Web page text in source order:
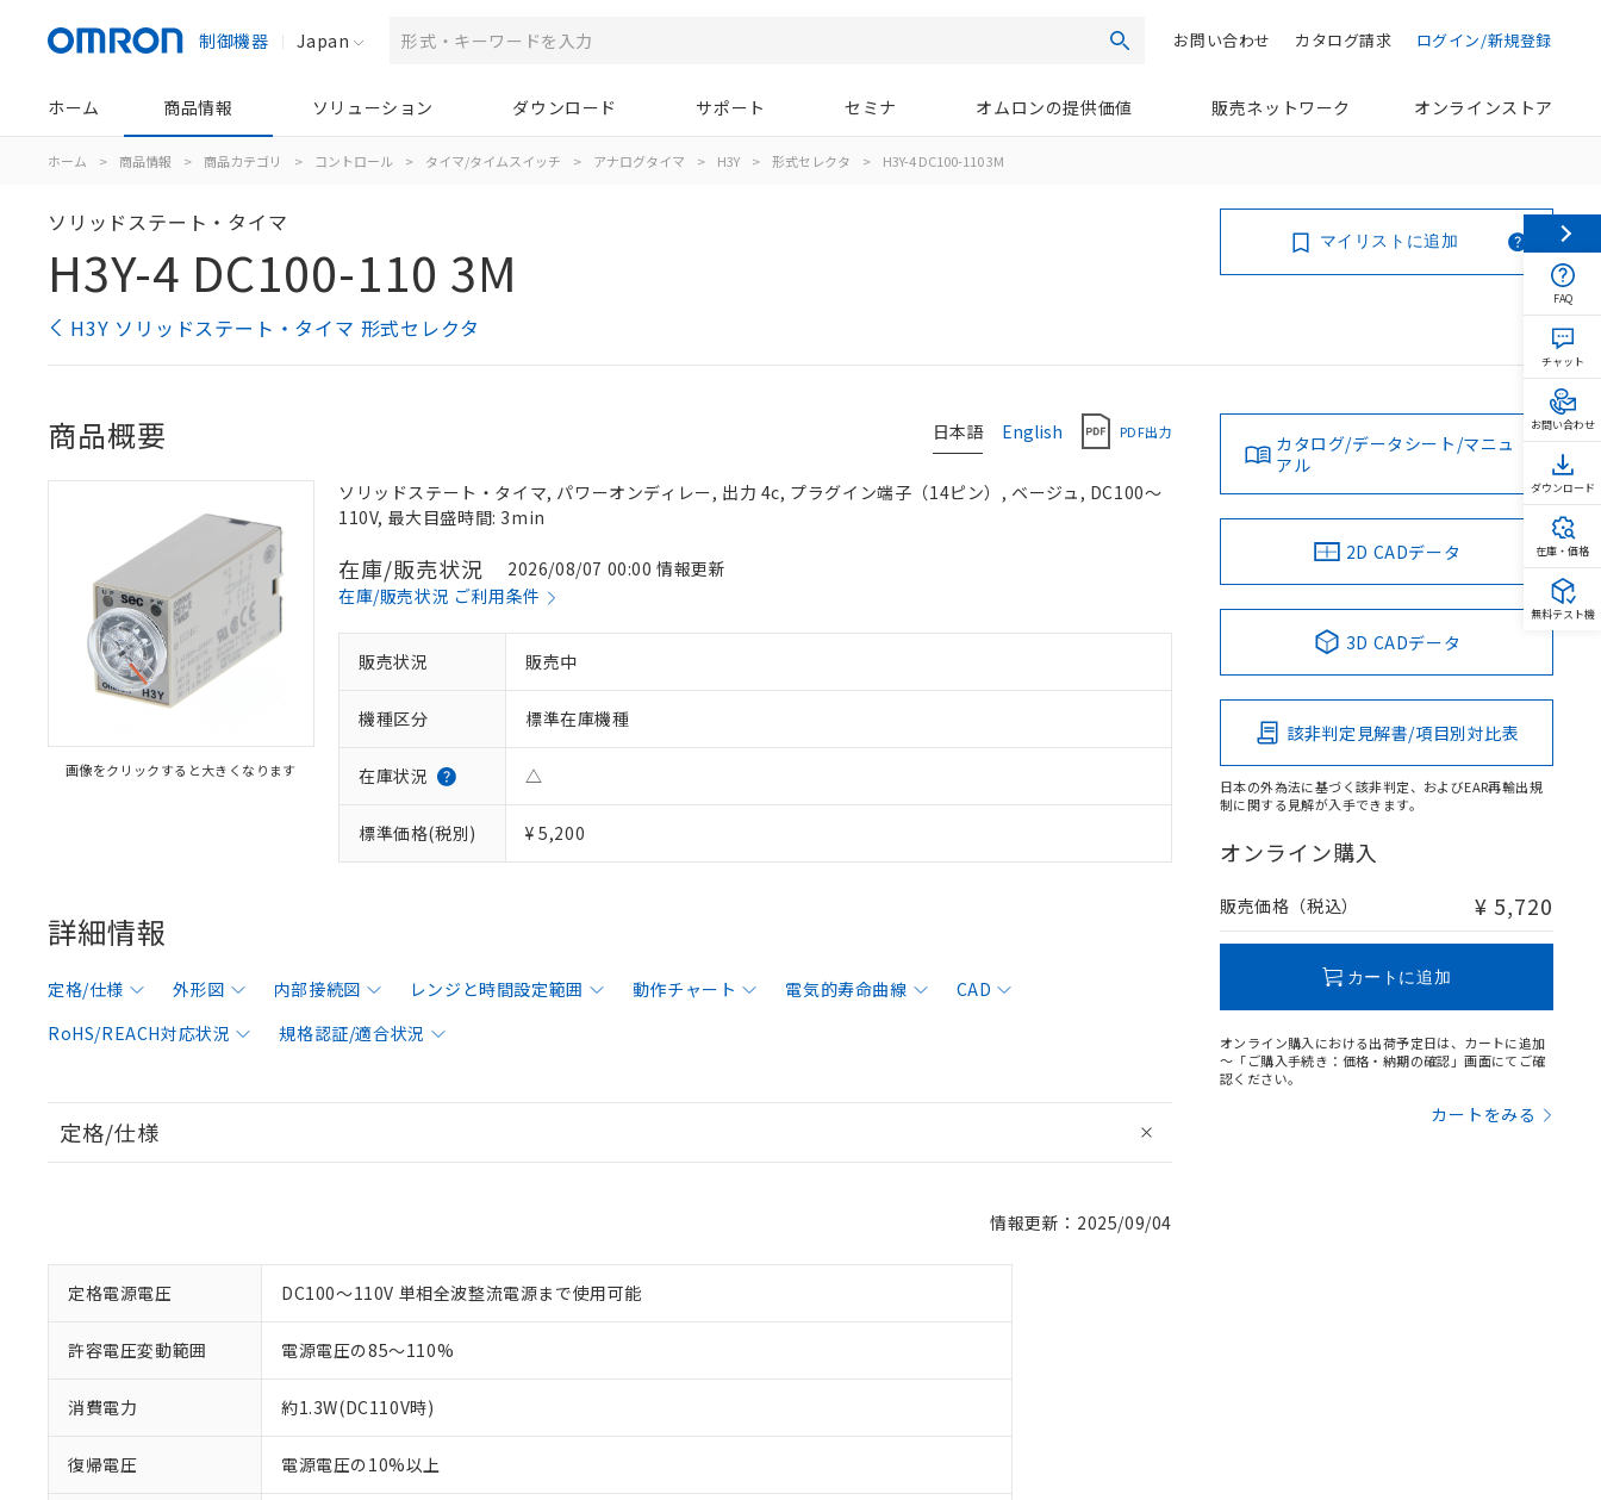
制御機器 Japan 検索 ログイン/新規登録
カタログ請求
お問い合わせ
ホーム 商品情報 ソリューション ダウンロード サポート セミナ オムロンの提供価値 販売ネットワーク オンラインストア
ホーム > 商品情報 > 商品カテゴリ > コントロール > タイマ/タイムスイッチ > アナログタイマ > H3Y > 形式セレクタ > H3Y-4 DC100-110 3M
ソリッドステート・タイマ
H3Y-4 DC100-110 3M
H3Y ソリッドステート・タイマ 形式セレクタ
マイリストに追加
日本語 English PDF出力
商品概要
画像をクリックすると大きくなります
ソリッドステート・タイマ, パワーオンディレー, 出力 4c, プラグイン端子（14ピン）, ベージュ, DC100～
110V, 最大目盛時間: 3min
在庫/販売状況
2026/08/07 00:00 情報更新
在庫/販売状況 ご利用条件
販売状況 販売中
機種区分 標準在庫機種
在庫状況 △
標準価格(税別) ¥ 5,200
詳細情報
定格/仕様 外形図 内部接続図 レンジと時間設定範囲 動作チャート 電気的寿命曲線
CAD
RoHS/REACH対応状況
規格認証/適合状況
定格/仕様
情報更新：2025/09/04
定格電源電圧 DC100～110V 単相全波整流電源まで使用可能
許容電圧変動範囲 電源電圧の85～110%
消費電力 約1.3W(DC110V時)
復帰電圧 電源電圧の10%以上
カタログ/データシート/マニュ
アル
2D CADデータ
3D CADデータ
該非判定見解書/項目別対比表
日本の外為法に基づく該非判定、およびEAR再輸出規
制に関する見解が入手できます。
オンライン購入
販売価格（税込） ¥ 5,720
カートに追加
オンライン購入における出荷予定日は、カートに追加
～「ご購入手続き：価格・納期の確認」画面にてご確
認ください。
カートをみる
FAQ
チャット
お問い合わせ
ダウンロード
在庫・価格
無料テスト機